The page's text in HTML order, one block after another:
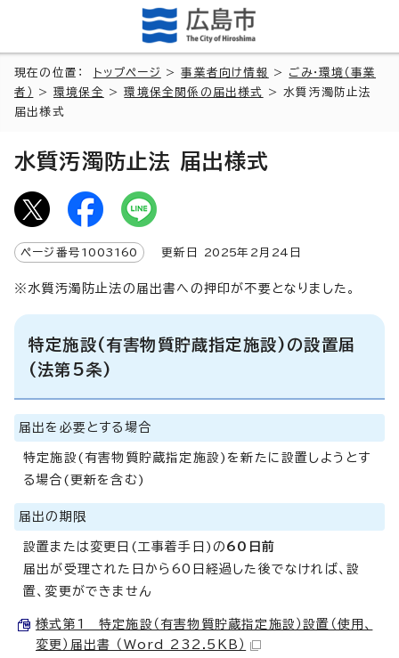
現在の位置： トップページ >事業者向け情報 > ごみ・環境（事業
者）
>環境保全 >環境保全関係の届出様式
> 水質汚濁防止法
届出様式
水質汚濁防止法 届出様式
ページ番号 1003160 更新日 2025年2月 24 日
※水質汚濁防止法の届出書への押印が不要となりました。
特定施設(有害物質貯蔵指定施設)の設置届
(法第5条)
届出を必要とする場合
特定施設(有害物質貯蔵指定施設)を新たに設置しようとす
る場合(更新を含む)
届出の期限
設置または変更日(工事着手日)の 60日前
届出が受理された日から60日経過した後でなければ、設
置、変更ができません
様式第1 特定施設（有害物質貯蔵指定施設）設置（使用、
変更）届出書 （Word 232.5KB）